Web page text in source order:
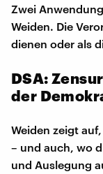
Zwei
Weiden. Die
dienen oder als
DSA:
der
Weiden zeigt
– und auch, wo
und Auslegung